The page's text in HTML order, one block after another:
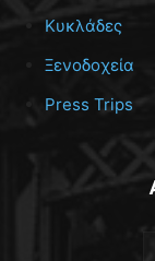
Κυκλάδες
Ξενοδοχεία
Press Trips